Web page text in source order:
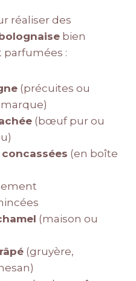
réaliser des
bien
parfumées :
(précuites ou
(bœuf pur ou
(en boîte
(maison ou
(gruyère,